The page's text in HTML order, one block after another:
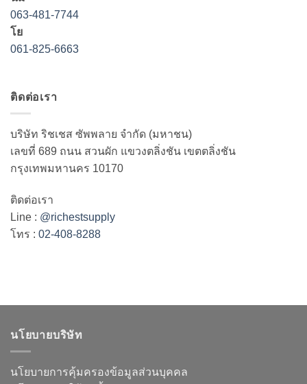
063-481-7744
โย
061-825-6663
ติดต่อเรา
บริษัท ริชเชส ซัพพลาย จำกัด (มหาชน)
เลขที่ 689 ถนน สวนผัก แขวงตลิ่งชัน เขตตลิ่งชัน
กรุงเทพมหานคร 10170
ติดต่อเรา
Line : @richestsupply
โทร : 02-408-8288
นโยบายบริษัท
นโยบายการคุ้มครองข้อมูลส่วนบุคคล